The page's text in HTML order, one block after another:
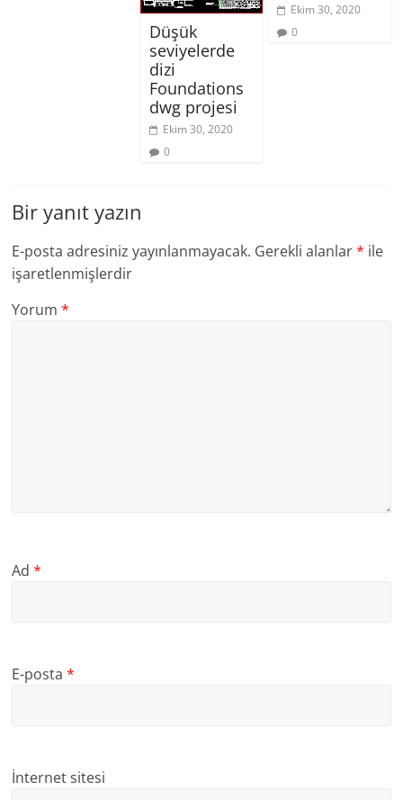
Düşük
seviyelerde
dizi
Foundations
dwg projesi
Ekim 30, 2020
0
Ekim 30, 2020
0
Bir yanıt yazın
E-posta adresiniz yayınlanmayacak. Gerekli alanlar* ile
işaretlenmişlerdir
Yorum*
Ad*
E-posta*
İnternet sitesi